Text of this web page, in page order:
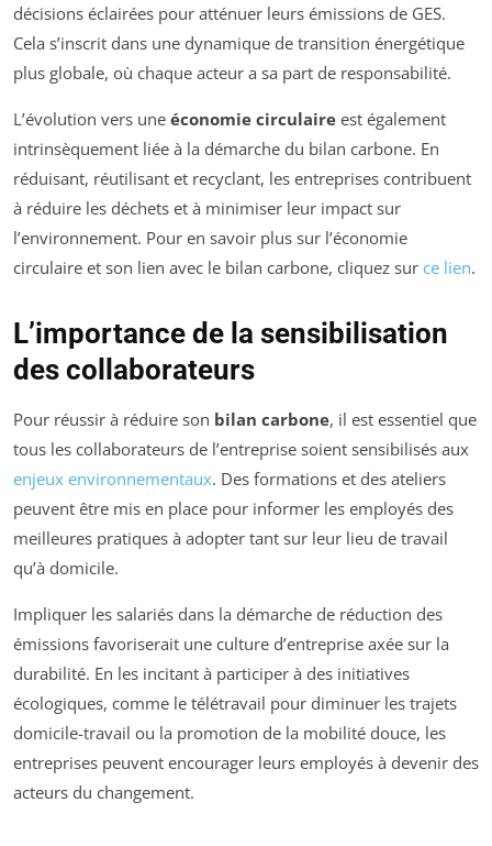
décisions éclairées pour atténuer leurs émissions de GES.
Cela s’inscrit dans une dynamique de transition énergétique
plus globale, où chaque acteur a sa part de responsabilité.
L’évolution vers une économie circulaire est également
intrinsèquement liée à la démarche du bilan carbone. En
réduisant, réutilisant et recyclant, les entreprises contribuent
à réduire les déchets et à minimiser leur impact sur
l’environnement. Pour en savoir plus sur l’économie
circulaire et son lien avec le bilan carbone, cliquez sur ce lien.
L’importance de la sensibilisation
des collaborateurs
Pour réussir à réduire son bilan carbone, il est essentiel que
tous les collaborateurs de l’entreprise soient sensibilisés aux
enjeux environnementaux. Des formations et des ateliers
peuvent être mis en place pour informer les employés des
meilleures pratiques à adopter tant sur leur lieu de travail
qu’à domicile.
Impliquer les salariés dans la démarche de réduction des
émissions favoriserait une culture d’entreprise axée sur la
durabilité. En les incitant à participer à des initiatives
écologiques, comme le télétravail pour diminuer les trajets
domicile-travail ou la promotion de la mobilité douce, les
entreprises peuvent encourager leurs employés à devenir des
acteurs du changement.